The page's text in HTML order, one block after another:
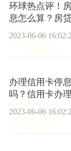
环球热点评！
息怎么算？房
少吗？
2023-06-06
办理信用卡停
吗？信用卡办
征信吗？
2023-06-06